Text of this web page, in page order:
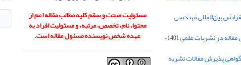
بین‌المللی مهندسی
مقاله در نشریات علمی
1401-
پذیرش مقالات نشریه
مسئولیت صحت و سقم کلیه مطالب مقاله اعم از
محتوا، نام، تخصص، مرتبه، و مسئولیت افراد به
عهده شخص نویسنده مسئول مقاله است.